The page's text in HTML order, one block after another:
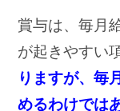
賞与は、毎月
が起きやすい
りますが、毎
めるわけでは